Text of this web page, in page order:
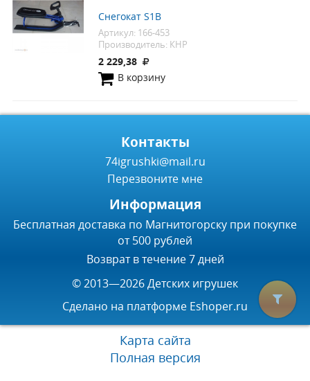
Снегокат S1B
Артикул: 166-453
Производитель: КНР
2 229,38
В корзину
Контакты
74igrushki@mail.ru
Перезвоните мне
Информация
Бесплатная доставка по Магнитогорску при покупке
от 500 рублей
Возврат в течение 7 дней
© 2013—2026 Детских игрушек
Сделано на платформе Eshoper.ru
Карта сайта
Полная версия